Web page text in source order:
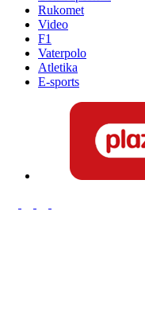
Rukomet
Video
F1
Vaterpolo
Atletika
E-sports